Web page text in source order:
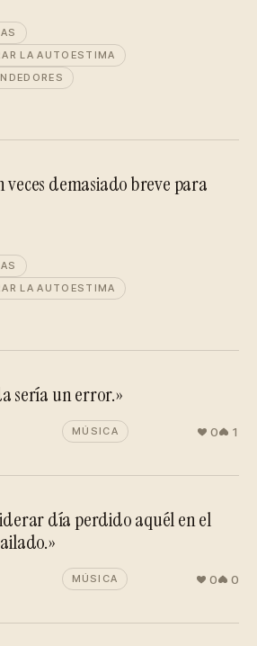
LA AUTOESTIMA
veces demasiado breve para
LA AUTOESTIMA
sería un error.»
MÚSICA 0 1
día perdido aquél en el
MÚSICA 0 0